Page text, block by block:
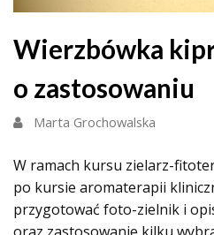
Wierzbówka
o zastosowaniu
Marta Grochowalska
W ramach kursu zielarz-
po kursie aromaterapii
przygotować foto-zielnik i